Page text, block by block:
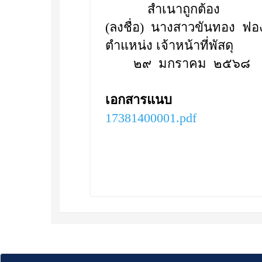
สำเนาถูกต้อง
(ลงชื่อ) นางสาวขันทอง ฟอ
ตำแหน่ง เจ้าหน้าที่พัสดุ
๒๙ มกราคม ๒๕๖๘
เอกสารแนบ
17381400001.pdf